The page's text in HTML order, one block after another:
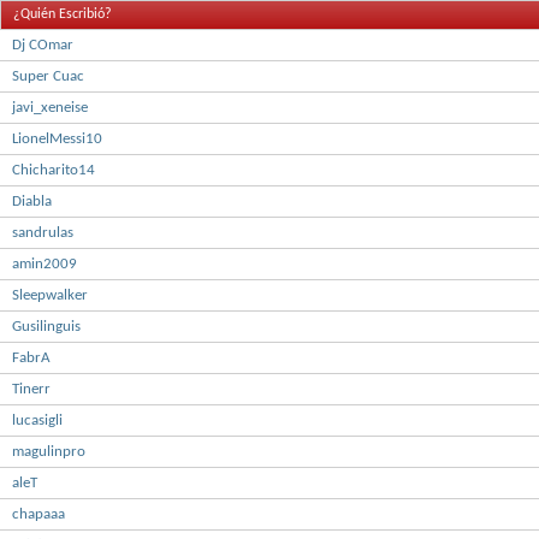
¿Quién Escribió?
Dj COmar
Super Cuac
javi_xeneise
LionelMessi10
Chicharito14
Diabla
sandrulas
amin2009
Sleepwalker
Gusilinguis
FabrA
Tinerr
lucasigli
magulinpro
aleT
chapaaa